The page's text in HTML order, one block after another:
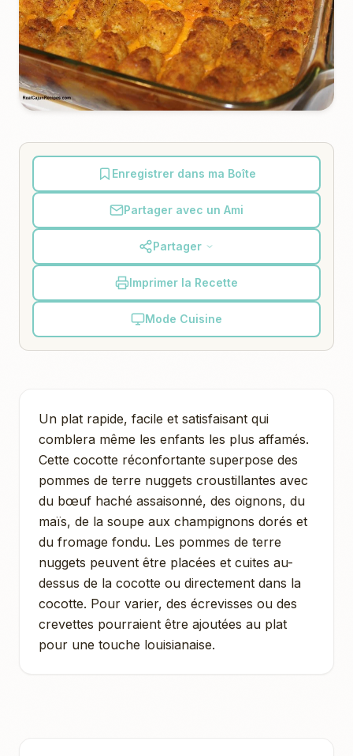
Enregistrer dans ma Boîte
Partager avec un Ami
Partager
Imprimer la Recette
Mode Cuisine
Un plat rapide, facile et satisfaisant qui
comblera même les enfants les plus affamés.
Cette cocotte réconfortante superpose des
pommes de terre nuggets croustillantes avec
du bœuf haché assaisonné, des oignons, du
maïs, de la soupe aux champignons dorés et
du fromage fondu. Les pommes de terre
nuggets peuvent être placées et cuites au-
dessus de la cocotte ou directement dans la
cocotte. Pour varier, des écrevisses ou des
crevettes pourraient être ajoutées au plat
pour une touche louisianaise.